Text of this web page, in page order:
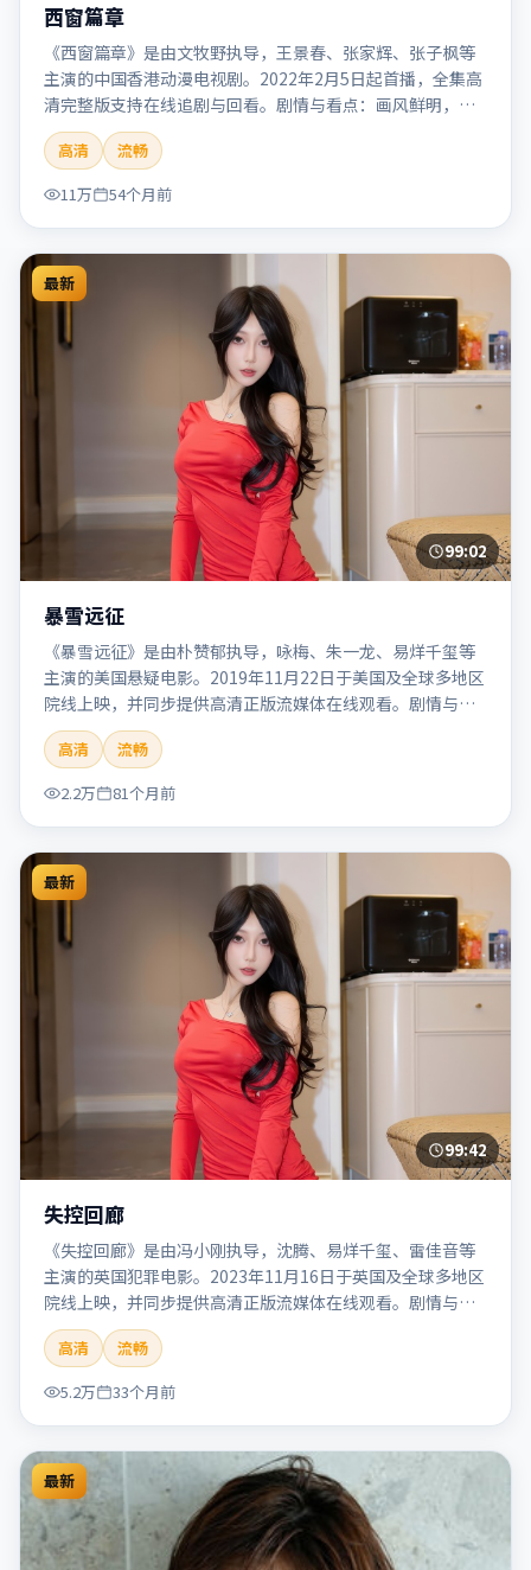
西窗篇章
《西窗篇章》是由文牧野执导，王景春、张家辉、张子枫等
主演的中国香港动漫电视剧。2022年2月5日起首播，全集高
清完整版支持在线追剧与回看。剧情与看点：画风鲜明，想
象力丰富，剧情适合青少年与动画爱好者。本片适合检索
「西窗篇章」「文牧野」「动漫」「中国香港」「2022」
「2022-02-05上映」等关键词的影迷阅读简介与主创信息。
高清
流畅
11万
54个月前
最新
99:02
暴雪远征
《暴雪远征》是由朴赞郁执导，咏梅、朱一龙、易烊千玺等
主演的美国悬疑电影。2019年11月22日于美国及全球多地区
院线上映，并同步提供高清正版流媒体在线观看。剧情与看
点：悬念层层推进，线索相互勾连，结局出人意料，适合推
理爱好者。本片适合检索「暴雪远征」「朴赞郁」「悬疑」
「美国」「2019」「2019-11-22上映」等关键词的影迷阅读
简介与主创信息。
高清
流畅
2.2万
81个月前
最新
99:42
失控回廊
《失控回廊》是由冯小刚执导，沈腾、易烊千玺、雷佳音等
主演的英国犯罪电影。2023年11月16日于英国及全球多地区
院线上映，并同步提供高清正版流媒体在线观看。剧情与看
点：聚焦案件与人性灰色地带，张力十足，兼具社会观察与
戏剧冲突。本片适合检索「失控回廊」「冯小刚」「犯罪」
「英国」「2023」「2023-11-16上映」等关键词的影迷阅读
简介与主创信息。
高清
流畅
5.2万
33个月前
最新